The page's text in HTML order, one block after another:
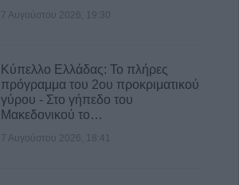
7 Αυγούστου 2026, 19:30
Κύπελλο Ελλάδας: Το πλήρες
πρόγραμμα του 2ου προκριματικού
γύρου - Στο γήπεδο του
Μακεδονικού το…
7 Αυγούστου 2026, 18:41